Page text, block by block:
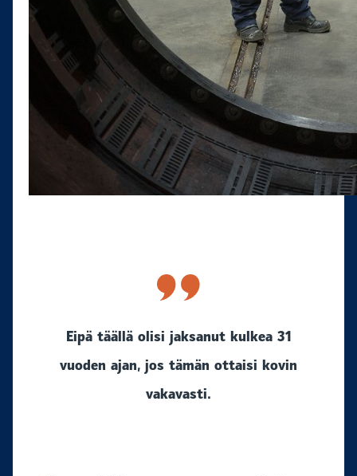
Eipä täällä olisi jaksanut kulkea 31
vuoden ajan, jos tämän ottaisi kovin
vakavasti.